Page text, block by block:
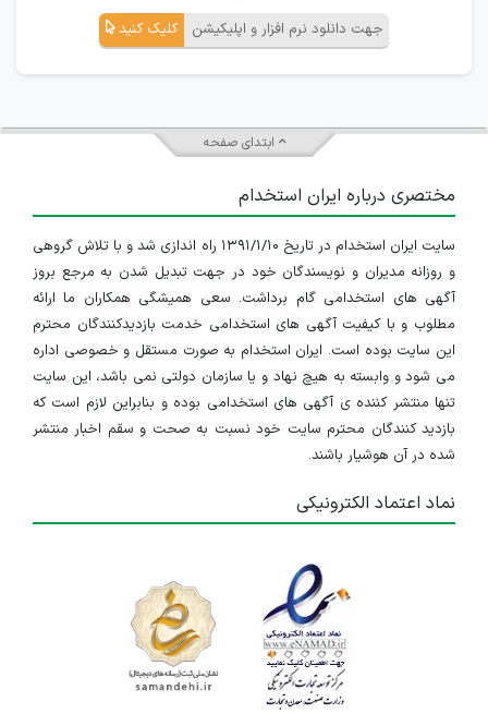
جهت دانلود نرم افزار و اپلیکیشن کلیک کنید
ابتدای صفحه
مختصری درباره ایران استخدام
سایت ایران استخدام در تاریخ ۱۳۹۱/۱/۱۰ راه اندازی شد و با تلاش گروهی
و روزانه مدیران و نویسندگان خود در جهت تبدیل شدن به مرجع بروز
آگهی های استخدامی گام برداشت. سعی همیشگی همکاران ما ارائه
مطلوب و با کیفیت آگهی های استخدامی خدمت بازدیدکنندگان محترم
این سایت بوده است. ایران استخدام به صورت مستقل و خصوصی اداره
می شود و وابسته به هیچ نهاد و یا سازمان دولتی نمی باشد، این سایت
تنها منتشر کننده ی آگهی های استخدامی بوده و بنابراین لازم است که
بازدید کنندگان محترم سایت خود نسبت به صحت و سقم اخبار منتشر
شده در آن هوشیار باشند.
نماد اعتماد الکترونیکی